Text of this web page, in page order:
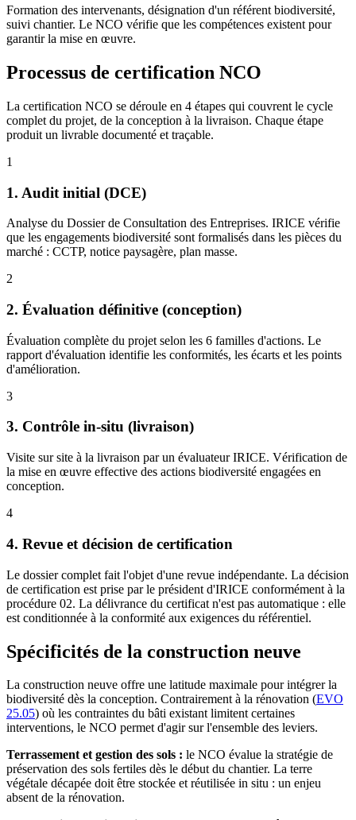
Formation des intervenants, désignation d'un référent biodiversité,
suivi chantier. Le NCO vérifie que les compétences existent pour
garantir la mise en œuvre.
Processus de certification NCO
La certification NCO se déroule en 4 étapes qui couvrent le cycle
complet du projet, de la conception à la livraison. Chaque étape
produit un livrable documenté et traçable.
1
1. Audit initial (DCE)
Analyse du Dossier de Consultation des Entreprises. IRICE vérifie
que les engagements biodiversité sont formalisés dans les pièces du
marché : CCTP, notice paysagère, plan masse.
2
2. Évaluation définitive (conception)
Évaluation complète du projet selon les 6 familles d'actions. Le
rapport d'évaluation identifie les conformités, les écarts et les points
d'amélioration.
3
3. Contrôle in-situ (livraison)
Visite sur site à la livraison par un évaluateur IRICE. Vérification de
la mise en œuvre effective des actions biodiversité engagées en
conception.
4
4. Revue et décision de certification
Le dossier complet fait l'objet d'une revue indépendante. La décision
de certification est prise par le président d'IRICE conformément à la
procédure 02. La délivrance du certificat n'est pas automatique : elle
est conditionnée à la conformité aux exigences du référentiel.
Spécificités de la construction neuve
La construction neuve offre une latitude maximale pour intégrer la
biodiversité dès la conception. Contrairement à la rénovation (EVO
25.05) où les contraintes du bâti existant limitent certaines
interventions, le NCO permet d'agir sur l'ensemble des leviers.
Terrassement et gestion des sols : le NCO évalue la stratégie de
préservation des sols fertiles dès le début du chantier. La terre
végétale décapée doit être stockée et réutilisée in situ : un enjeu
absent de la rénovation.